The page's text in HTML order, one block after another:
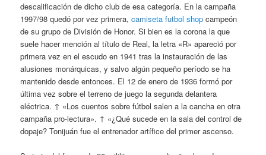
descalificación de dicho club de esa categoría. En la campaña
1997/98 quedó por vez primera,camiseta futbol shop campeón
de su grupo de División de Honor. Si bien es la corona la que
suele hacer mención al título de Real, la letra «R» apareció por
primera vez en el escudo en 1941 tras la instauración de las
alusiones monárquicas, y salvo algún pequeño período se ha
mantenido desde entonces. El 12 de enero de 1936 formó por
última vez sobre el terreno de juego la segunda delantera
eléctrica. ↑ «Los cuentos sobre fútbol salen a la cancha en otra
campaña pro-lectura». ↑ «¿Qué sucede en la sala del control de
dopaje? Tonijuán fue el entrenador artífice del primer ascenso.